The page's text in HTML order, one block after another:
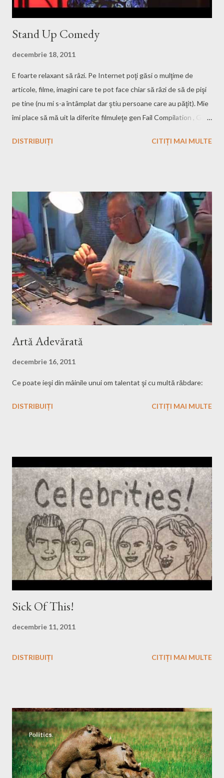
Stand Up Comedy
decembrie 18, 2011
E foarte relaxant să râzi. Pe Internet poţi găsi o mulţime de
articole, filme, imagini care te pot face chiar să râzi de să de pişi
pe tine (nu mi s-a întâmplat dar ştiu persoane care au păţit). Mie
îmi place să mă uit la diferite filmuleţe gen Fail Compilation , GIF-
reprezentaţii gen Stand Up Comedy . Recunosc că nu cunosc
are cum să nu te facă să râzi, nici chiar dacă ţi-a murit pisica sau
câinele ... Un alt comediant care-mi place şi pe care l-am urmărit
şi în mai multe filme sau seriale e Eddie Griffin . Urmăriţi acest
video lung de o oră şi 50 de minute şi o să vă convingeţi că e al
naibii de funny. Un alt comediant de culoare e Chris Rock . E
fenomenal!
DISTRIBUIȚI CITIȚI MAI MULTE
Artă Adevărată
decembrie 16, 2011
Ce poate ieşi din mâinile unui om talentat şi cu multă răbdare:
DISTRIBUIȚI CITIȚI MAI MULTE
Sick Of This!
decembrie 11, 2011
DISTRIBUIȚI CITIȚI MAI MULTE